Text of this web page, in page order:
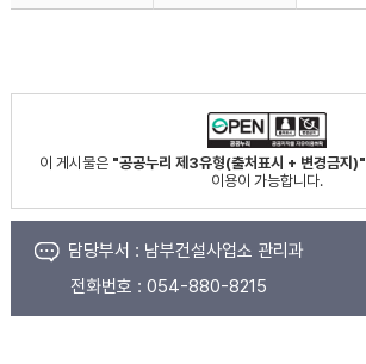
이 게시물은 "공공누리 제3유형(출처표시 + 변경금지)"
이용이 가능합니다.
담당부서 : 남부건설사업소 관리과
전화번호 : 054-880-8215